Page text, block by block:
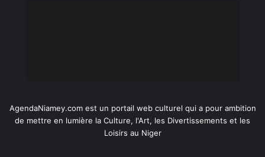
AgendaNiamey.com est un portail web culturel qui a pour ambition
de mettre en lumière la Culture, l'Art, les Divertissements et les
Loisirs au Niger